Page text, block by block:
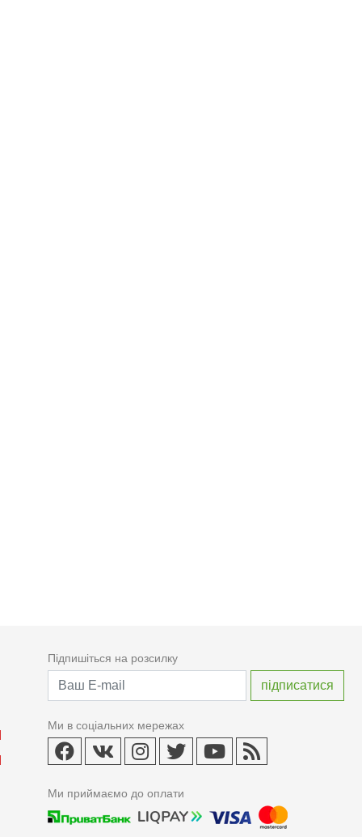
Підпишіться на розсилку
Ми в соціальних мережах
Ми приймаємо до оплати